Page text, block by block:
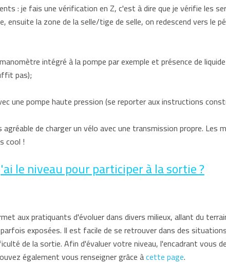
: je fais une vérification en Z, c'est à dire que je vérifie les
ensuite la zone de la selle/tige de selle, on redescend vers le
intégré à la pompe par exemple et présence de
pas);
une pompe haute pression (se reporter aux instructions
de charger un vélo avec une transmission propre. Les
cool !
le niveau pour participer à la sortie ?
aux pratiquants d'évoluer dans divers milieux, allant du
exposées. Il est facile de se retrouver dans des
de la sortie. Afin d'évaluer votre niveau, l'encadrant vous
également vous renseigner grâce àcette page.